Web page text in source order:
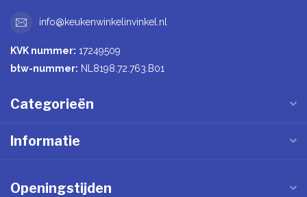
info@keukenwinkelinvinkel.nl
KVK nummer: 17249509
btw-nummer: NL8198.72.763.B01
Categorieën
Informatie
Openingstijden